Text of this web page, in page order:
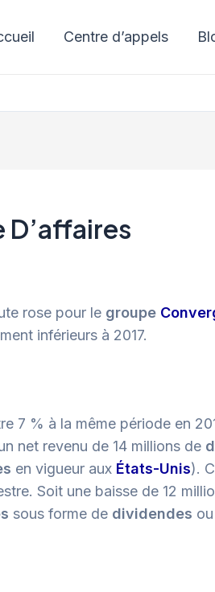
Centre d’appels
D’affaires
rose pour le groupe
inférieurs à 2017.
7 % à la même période en
net revenu de 14 millions de
en vigueur aux États-Unis).
Soit une baisse de 12
sous forme de dividendes